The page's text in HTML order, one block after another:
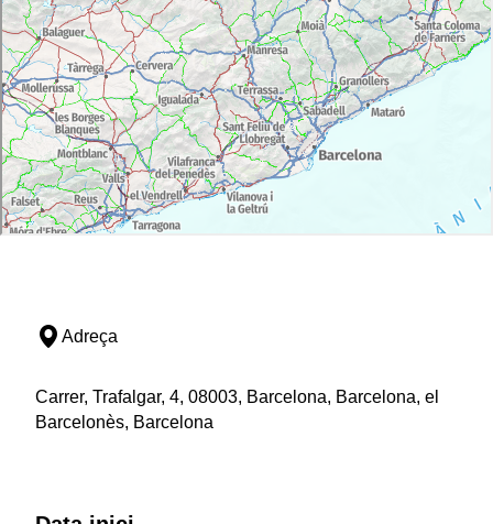
Adreça
Carrer, Trafalgar, 4, 08003, Barcelona, Barcelona, el
Barcelonès, Barcelona